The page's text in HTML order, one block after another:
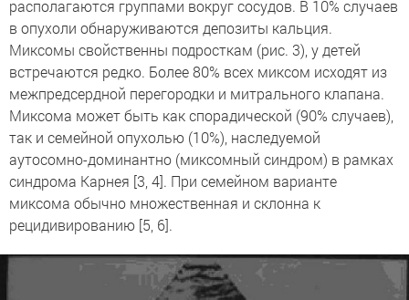
располагаются группами вокруг сосудов. В 10% случаев
в опухоли обнаруживаются депозиты кальция.
Миксомы свойственны подросткам (рис. 3), у детей
встречаются редко. Более 80% всех миксом исходят из
межпредсердной перегородки и митрального клапана.
Миксома может быть как спорадической (90% случаев),
так и семейной опухолью (10%), наследуемой
аутосомно-доминантно (миксомный синдром) в рамках
синдрома Карнея [3, 4]. При семейном варианте
миксома обычно множественная и склонна к
рецидивированию [5, 6].